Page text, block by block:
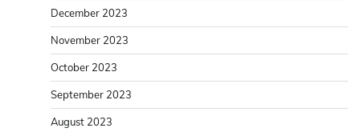
December 2023
November 2023
October 2023
September 2023
August 2023